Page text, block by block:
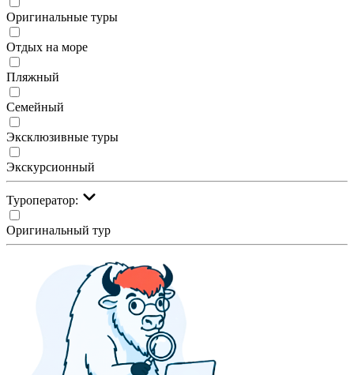
Оригинальные туры
Отдых на море
Пляжный
Семейный
Эксклюзивные туры
Экскурсионный
Туроператор:
Оригинальный тур